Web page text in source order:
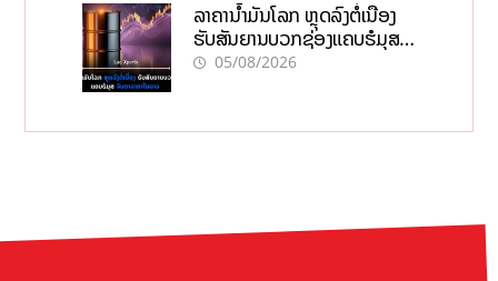
ລາຄານ້ຳມັນໂລກ ຫຼຸດລົງຕໍ່ເນື່ອງ
ຮັບສັນຍານບວກຊ່ອງແຄບຮໍມຸສ
ຈັບຕາລາຄາໃນລາວ
05/08/2026